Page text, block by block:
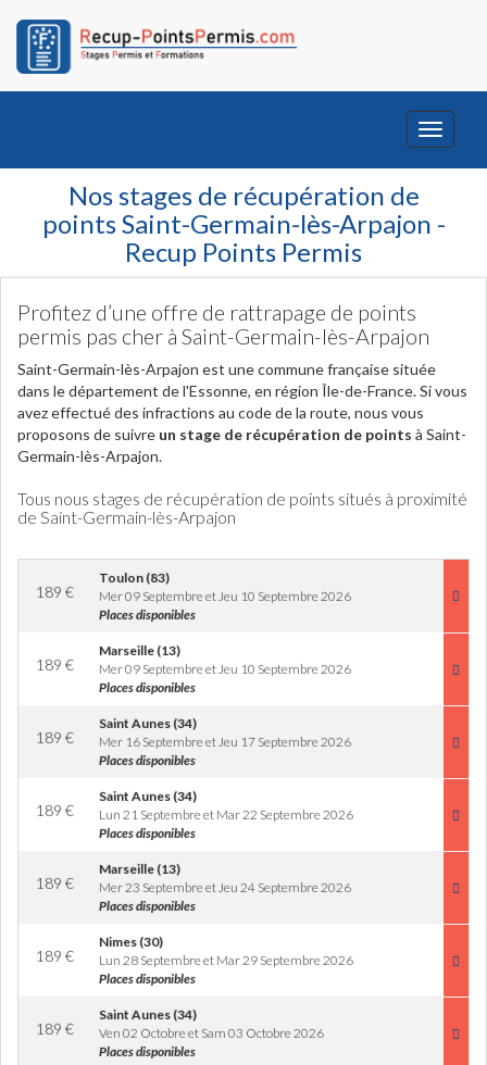
Toggle
Nos stages de récupération de
points Saint-Germain-lès-Arpajon -
Recup Points Permis
Profitez d’une offre de rattrapage de points
permis pas cher à Saint-Germain-lès-Arpajon
Saint-Germain-lès-Arpajon est une commune française située
dans le département de l'Essonne, en région Île-de-France. Si vous
avez effectué des infractions au code de la route, nous vous
proposons de suivre un stage de récupération de points à Saint-
Germain-lès-Arpajon.
Tous nous stages de récupération de points situés à proximité
de Saint-Germain-lès-Arpajon
189 €
Toulon (83)
Mer 09 Septembre et Jeu 10 Septembre 2026
Places disponibles
189 €
Marseille (13)
Mer 09 Septembre et Jeu 10 Septembre 2026
Places disponibles
189 €
Saint Aunes (34)
Mer 16 Septembre et Jeu 17 Septembre 2026
Places disponibles
189 €
Saint Aunes (34)
Lun 21 Septembre et Mar 22 Septembre 2026
Places disponibles
189 €
Marseille (13)
Mer 23 Septembre et Jeu 24 Septembre 2026
Places disponibles
189 €
Nimes (30)
Lun 28 Septembre et Mar 29 Septembre 2026
Places disponibles
189 €
Saint Aunes (34)
Ven 02 Octobre et Sam 03 Octobre 2026
Places disponibles